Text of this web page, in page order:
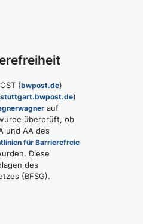
(bwpost.de)
stuttgart.bwpost.de)
auf
überprüft, ob
und AA des
für Barrierefreie
Diese
des
(BFSG).